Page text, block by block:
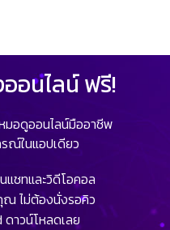
อนไลน์ ฟรี!
มอดูออนไลน์มืออาชีพ
ณ์ในแอปเดียว
ชทและวิดีโอคอล
ณ ไม่ต้องนั่งรอคิว
ดาวน์โหลดเลย